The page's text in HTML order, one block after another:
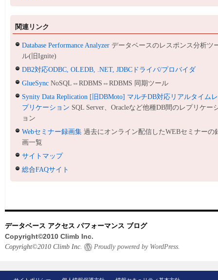
関連リンク
Database Performance Analyzer データベースのレスポンス分析ツ
ル(旧Ignite)
DB2対応ODBC, OLEDB, .NET, JDBCドライバ/プロバイダ
GlueSync NoSQL⇔RDBMS⇔RDBMS 同期ツール
Synity Data Replication [旧DBMoto] マルチDB対応リアルタイムレ
プリケーション SQL Server、Oracleなど他種DB間のレプリケー
ョン
Webセミナー録画集 過去にオンライン配信したWEBセミナーの
画一覧
サイトマップ
総合FAQサイト
データベース アクセス パフォーマンス ブログ
Copyright©2010 Climb Inc.
Copyright©2010 Climb Inc. Proudly powered by WordPress.